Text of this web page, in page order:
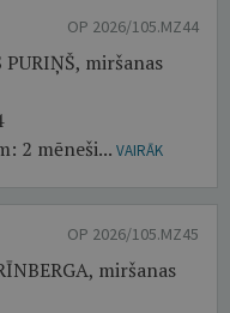
OP 2026/105.MZ44
miršanas
2 mēneši... VAIRĀK
OP 2026/105.MZ45
miršanas